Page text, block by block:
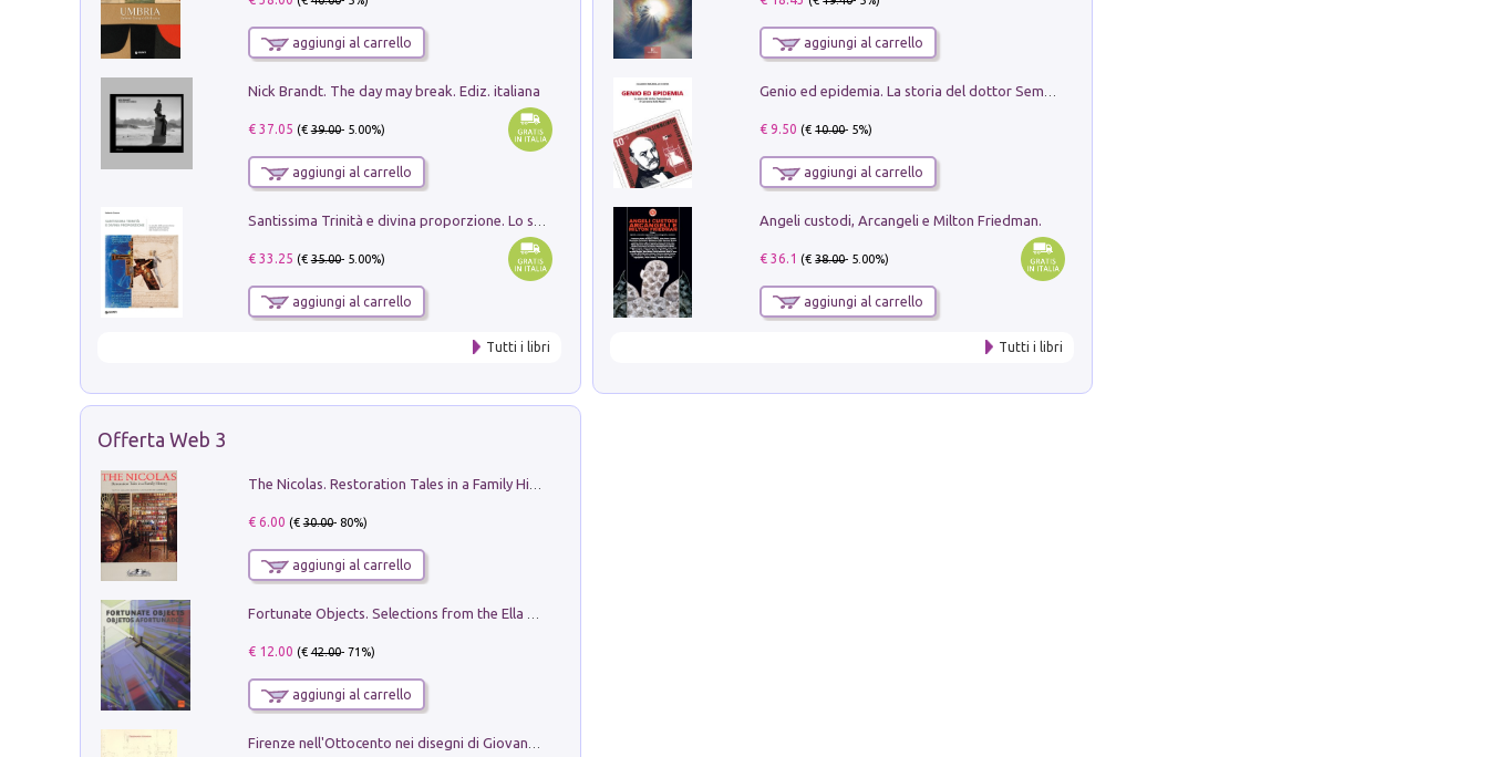
aggiungi al carrello
Nick Brandt. The day may break. Ediz. italiana
€ 37.05 (€39.00- 5.00%)
aggiungi al carrello
€ 33.25 (€35.00- 5.00%)
aggiungi al carrello
Tutti i libri
aggiungi al carrello
€ 9.50 (€10.00- 5%)
aggiungi al carrello
Angeli custodi, Arcangeli e Milton Friedman.
€ 36.1 (€38.00- 5.00%)
aggiungi al carrello
Tutti i libri
Offerta Web 3
€ 6.00 (€30.00- 80%)
aggiungi al carrello
€ 12.00 (€42.00- 71%)
aggiungi al carrello